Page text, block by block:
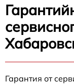
Гарантия от